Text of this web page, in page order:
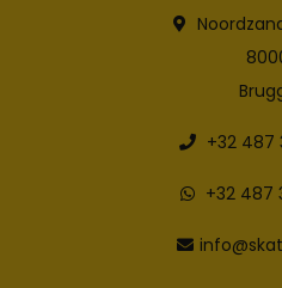
+32 487
+32 487